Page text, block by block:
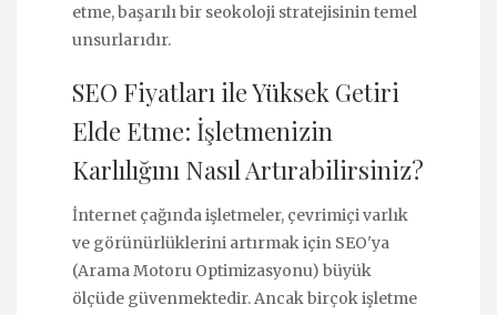
etme, başarılı bir seokoloji stratejisinin temel
unsurlarıdır.
SEO Fiyatları ile Yüksek Getiri
Elde Etme: İşletmenizin
Karlılığını Nasıl Artırabilirsiniz?
İnternet çağında işletmeler, çevrimiçi varlık
ve görünürlüklerini artırmak için SEO'ya
(Arama Motoru Optimizasyonu) büyük
ölçüde güvenmektedir. Ancak birçok işletme